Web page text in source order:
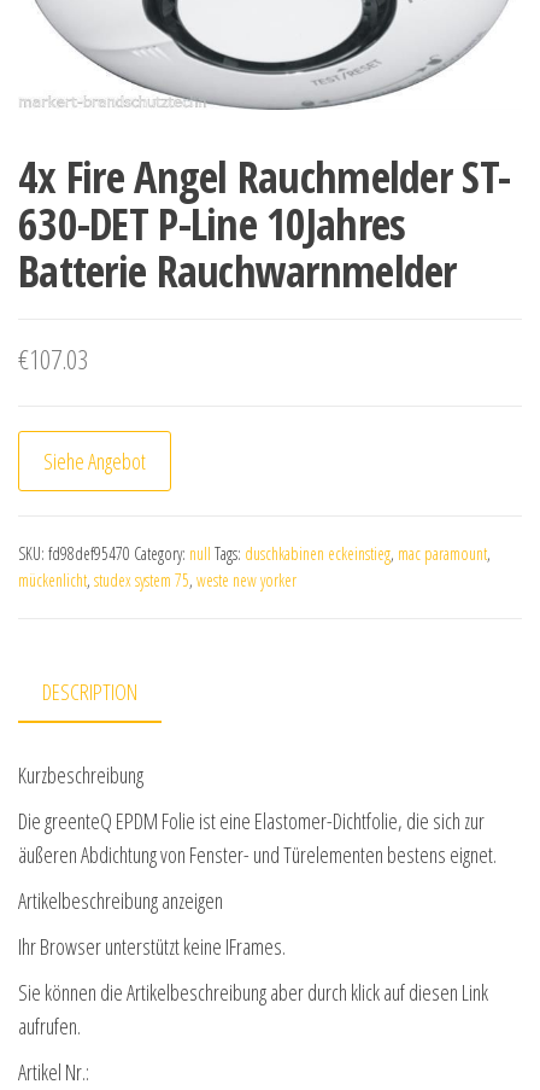
4x Fire Angel Rauchmelder ST-
630-DET P-Line 10Jahres
Batterie Rauchwarnmelder
€107.03
Siehe Angebot
SKU: fd98def95470 Category: null Tags: duschkabinen eckeinstieg, mac paramount,
mückenlicht, studex system 75, weste new yorker
DESCRIPTION
Kurzbeschreibung
Die greenteQ EPDM Folie ist eine Elastomer-Dichtfolie, die sich zur
äußeren Abdichtung von Fenster- und Türelementen bestens eignet.
Artikelbeschreibung anzeigen
Ihr Browser unterstützt keine IFrames.
Sie können die Artikelbeschreibung aber durch klick auf diesen Link
aufrufen.
Artikel Nr.: